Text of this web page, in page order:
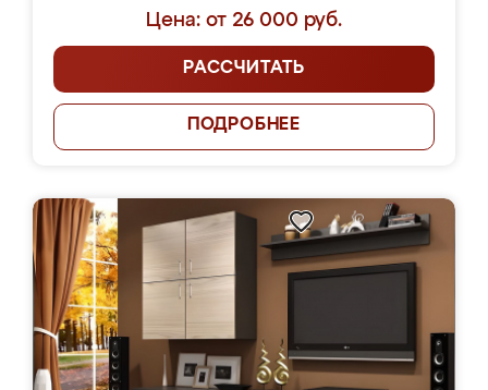
Цена: от 26 000 руб.
РАССЧИТАТЬ
ПОДРОБНЕЕ